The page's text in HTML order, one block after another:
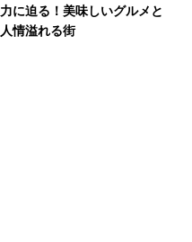
力に迫る！美味しいグルメと
人情溢れる街